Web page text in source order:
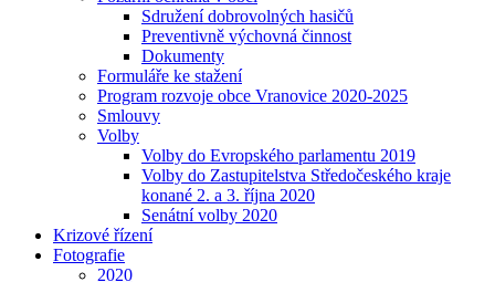
Sdružení dobrovolných hasičů
Preventivně výchovná činnost
Dokumenty
Formuláře ke stažení
Program rozvoje obce Vranovice 2020-2025
Smlouvy
Volby
Volby do Evropského parlamentu 2019
Volby do Zastupitelstva Středočeského kraje
konané 2. a 3. října 2020
Senátní volby 2020
Krizové řízení
Fotografie
2020